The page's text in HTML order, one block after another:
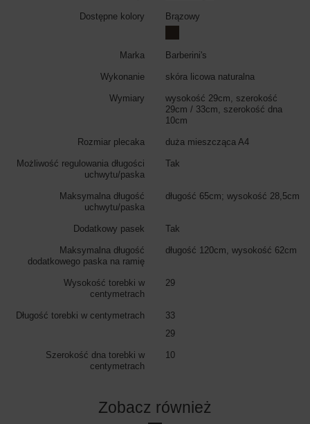
Dostępne kolory Brązowy
Marka Barberini's
Wykonanie skóra licowa naturalna
Wymiary
wysokość 29cm, szerokość
29cm / 33cm, szerokość dna
10cm
Rozmiar plecaka duża mieszcząca A4
Możliwość regulowania długości
uchwytu/paska
Tak
Maksymalna długość
uchwytu/paska
długość 65cm; wysokość 28,5cm
Dodatkowy pasek Tak
Maksymalna długość
dodatkowego paska na ramię
długość 120cm, wysokość 62cm
Wysokość torebki w
centymetrach
29
Długość torebki w centymetrach
33
29
Szerokość dna torebki w
centymetrach
10
Zobacz również